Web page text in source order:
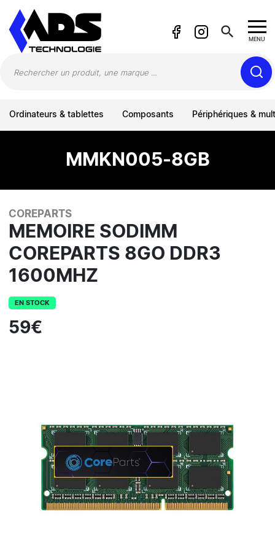
search MENU
Ordinateurs & tablettes Composants Périphériques &
MMKN005-8GB
COREPARTS
MEMOIRE SODIMM
COREPARTS 8GO DDR3
1600MHZ
EN STOCK
59€